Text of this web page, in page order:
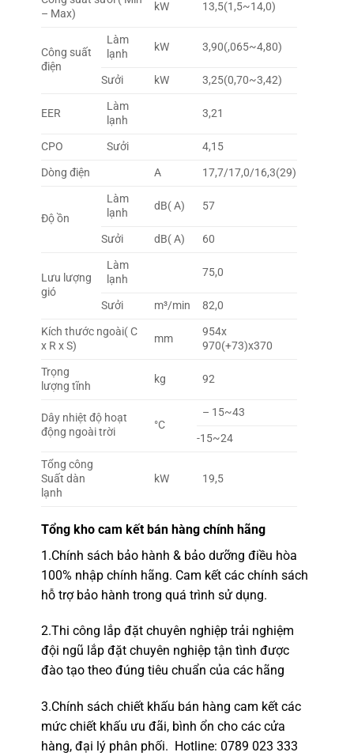
– Max)
kW 13,5(1,5~14,0)
Công suất
điện
Làm
lạnh
kW 3,90(,065~4,80)
Sưởi kW 3,25(0,70~3,42)
EER
Làm
lạnh
3,21
CPO Sưởi
4,15
Dòng điện
A 17,7/17,0/16,3(29)
Độ ồn
Làm
lạnh
dB( A) 57
Sưởi dB( A) 60
Lưu lượng
gió
Làm
lạnh
75,0
Sưởi m³/min
82,0
Kích thước ngoài( C
x R x S)
mm
954x
970(+73)x370
Trọng
lượng tĩnh
kg 92
Dây nhiệt độ hoạt
động ngoài trời
°C
– 15~43
-15~24
Tổng công
Suất dàn
lạnh
kW 19,5
Tổng kho cam kết bán hàng chính hãng
1.Chính sách bảo hành & bảo dưỡng điều hòa
100% nhập chính hãng. Cam kết các chính sách
hỗ trợ bảo hành trong quá trình sử dụng.
2.Thi công lắp đặt chuyên nghiệptrải nghiệm
đội ngũ lắp đặt chuyên nghiệp tận tình được
đào tạo theo đúng tiêu chuẩn của các hãng
3.Chính sách chiết khấu bán hàng cam kếtcác
mức chiết khấu ưu đãi, bình ổn cho các cửa
hàng, đại lý phân phối. Hotline: 0789 023 333